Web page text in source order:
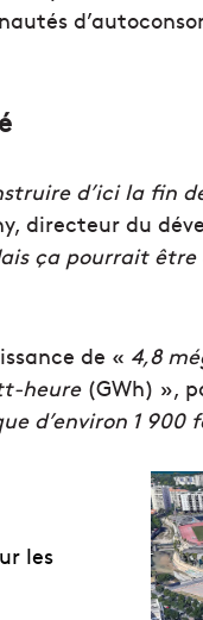
d’ici la fin
directeur du
ça pourrait être
de « 4,8
heure(GWh) »,
d’environ 1 900
les